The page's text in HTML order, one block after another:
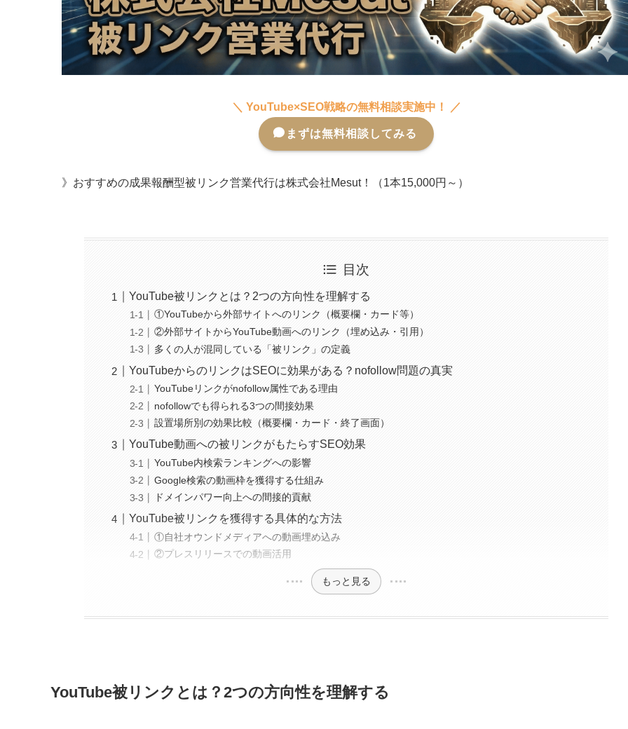
＼ YouTube×SEO戦略の無料相談実施中！ ／
まずは無料相談してみる
》おすすめの成果報酬型被リンク営業代行は株式会社Mesut！（1本15,000円～）
目次
YouTube被リンクとは？2つの方向性を理解する
①YouTubeから外部サイトへのリンク（概要欄・カード等）
②外部サイトからYouTube動画へのリンク（埋め込み・引用）
多くの人が混同している「被リンク」の定義
YouTubeからのリンクはSEOに効果がある？nofollow問題の真実
YouTubeリンクがnofollow属性である理由
nofollowでも得られる3つの間接効果
設置場所別の効果比較（概要欄・カード・終了画面）
YouTube動画への被リンクがもたらすSEO効果
YouTube内検索ランキングへの影響
Google検索の動画枠を獲得する仕組み
ドメインパワー向上への間接的貢献
YouTube被リンクを獲得する具体的な方法
①自社オウンドメディアへの動画埋め込み
②プレスリリースでの動画活用
もっと見る
YouTube被リンクとは？2つの方向性を理解する